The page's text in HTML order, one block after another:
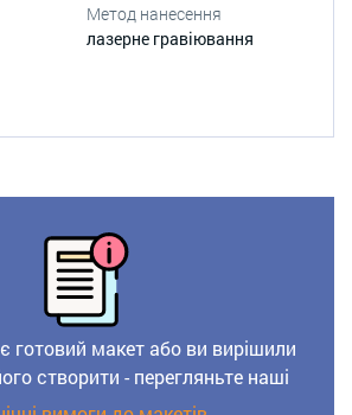
Метод нанесення
лазерне гравіювання
готовий макет або ви вирішили
створити - перегляньте наші